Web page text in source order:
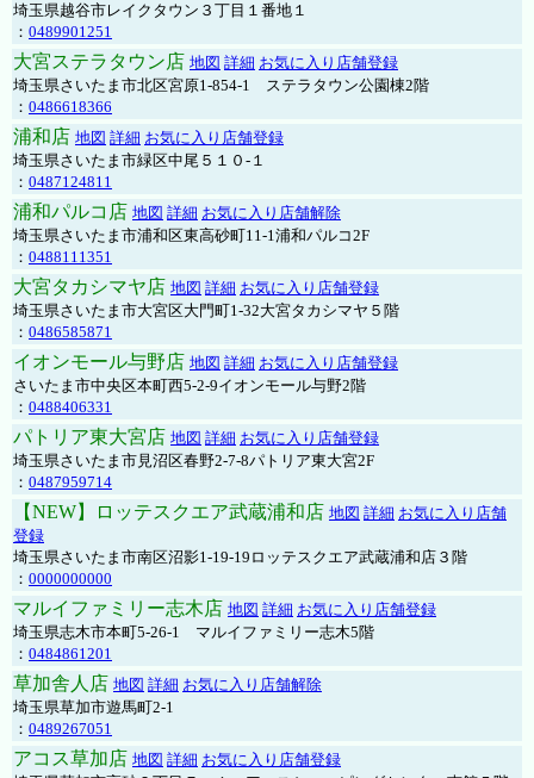
埼玉県越谷市レイクタウン３丁目１番地１
： 0489901251
大宮ステラタウン店 地図 詳細 お気に入り店舗登録
埼玉県さいたま市北区宮原1-854-1 ステラタウン公園棟2階
： 0486618366
浦和店 地図 詳細 お気に入り店舗登録
埼玉県さいたま市緑区中尾５１０-１
： 0487124811
浦和パルコ店 地図 詳細 お気に入り店舗解除
埼玉県さいたま市浦和区東高砂町11-1浦和パルコ2F
： 0488111351
大宮タカシマヤ店 地図 詳細 お気に入り店舗登録
埼玉県さいたま市大宮区大門町1-32大宮タカシマヤ５階
： 0486585871
イオンモール与野店 地図 詳細 お気に入り店舗登録
さいたま市中央区本町西5-2-9イオンモール与野2階
： 0488406331
パトリア東大宮店 地図 詳細 お気に入り店舗登録
埼玉県さいたま市見沼区春野2-7-8パトリア東大宮2F
： 0487959714
【NEW】ロッテスクエア武蔵浦和店 地図 詳細 お気に入り店舗
登録
埼玉県さいたま市南区沼影1-19-19ロッテスクエア武蔵浦和店３階
： 0000000000
マルイファミリー志木店 地図 詳細 お気に入り店舗登録
埼玉県志木市本町5-26-1 マルイファミリー志木5階
： 0484861201
草加舎人店 地図 詳細 お気に入り店舗解除
埼玉県草加市遊馬町2-1
： 0489267051
アコス草加店 地図 詳細 お気に入り店舗登録